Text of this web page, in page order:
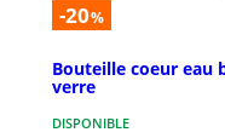
-20%
Bouteille coeur eau
verre
DISPONIBLE